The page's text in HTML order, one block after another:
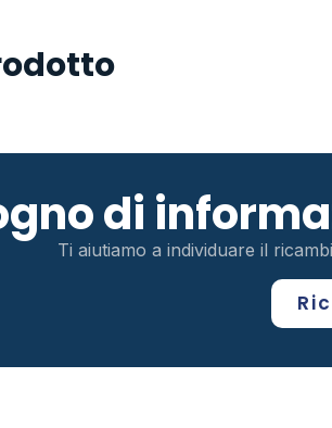
di
Ti aiutiamo a individuare il